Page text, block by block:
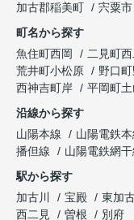
加古郡稲美町
宍粟市
町名から探す
魚住町西岡
二見町
荒井町小松原
野口
西神吉町岸
平岡町土
沿線から探す
山陽本線
山陽電鉄本
播但線
山陽電鉄網干
駅から探す
加古川
宝殿 東加
西二見
曽根 別府